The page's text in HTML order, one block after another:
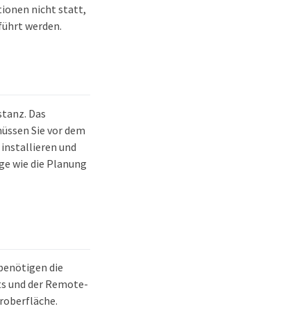
nicht statt,
werden.
Das
Sie vor dem
und
wie die Planung
die
und der Remote-